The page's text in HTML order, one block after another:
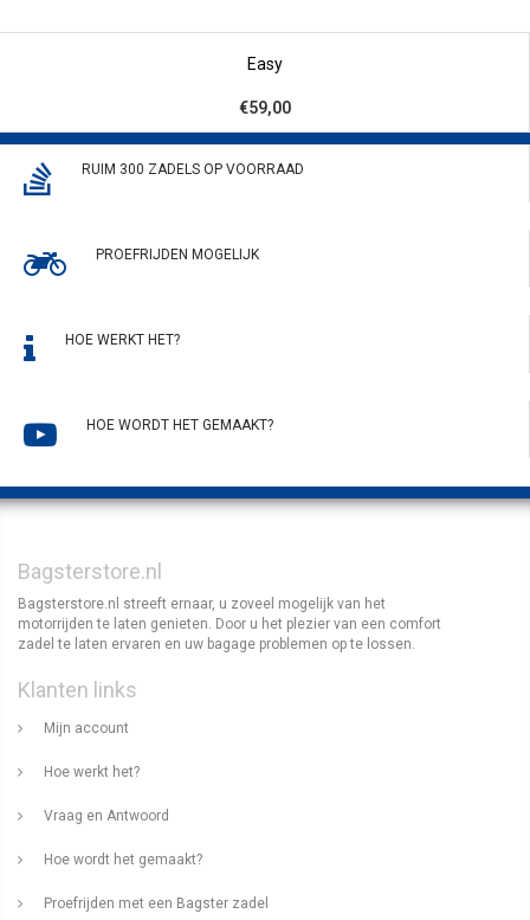
Easy
€59,00
RUIM 300 ZADELS OP VOORRAAD
PROEFRIJDEN MOGELIJK
HOE WERKT HET?
HOE WORDT HET GEMAAKT?
Bagsterstore.nl
Bagsterstore.nl streeft ernaar, u zoveel mogelijk van het
motorrijden te laten genieten. Door u het plezier van een comfort
zadel te laten ervaren en uw bagage problemen op te lossen.
Klanten links
Mijn account
Hoe werkt het?
Vraag en Antwoord
Hoe wordt het gemaakt?
Proefrijden met een Bagster zadel